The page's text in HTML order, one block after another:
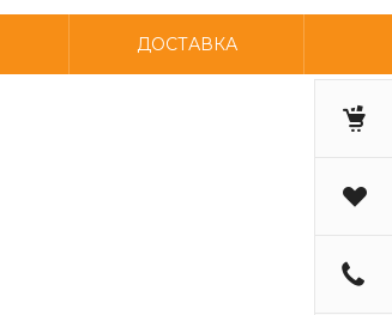
ДОСТАВКА